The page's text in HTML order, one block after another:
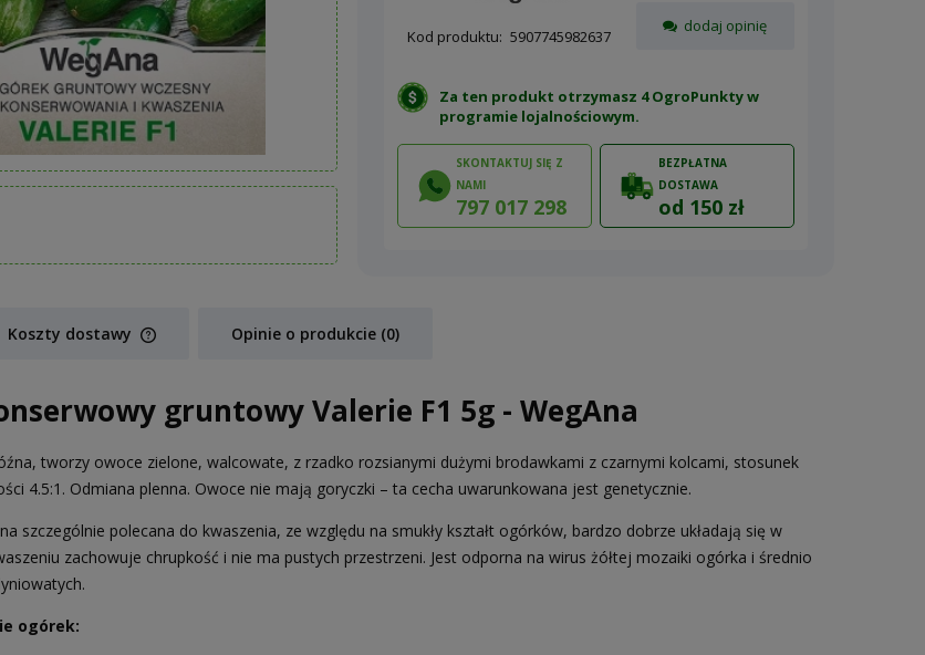
Kod produktu: 5907745982637
dodaj opinię
Za ten produkt otrzymasz 4 OgroPunkty w
programie lojalnościowym.
SKONTAKTUJ SIĘ Z
NAMI
797 017 298
BEZPŁATNA
DOSTAWA
od 150 zł
Koszty dostawy
płatności
Opinie o produkcie (0)
gruntowy Valerie F1 5g - WegAna
tworzy owoce zielone, walcowate, z rzadko rozsianymi dużymi brodawkami z czarnymi kolcami, stosunek
4.5:1. Odmiana plenna. Owoce nie mają goryczki – ta cecha uwarunkowana jest genetycznie.
szczególnie polecana do kwaszenia, ze względu na smukły kształt ogórków, bardzo dobrze układają się w
zachowuje chrupkość i nie ma pustych przestrzeni. Jest odporna na wirus żółtej mozaiki ogórka i średnio
ogórek: